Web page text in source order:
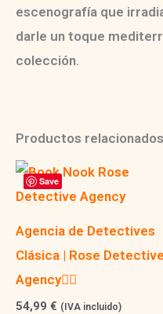
escenografía que
darle un toque
colección.
Productos relacionados
Save
Agencia de Detectives
Clásica | Rose Detective
Agency🕵️‍♀️
54,99 € (IVA incluido)